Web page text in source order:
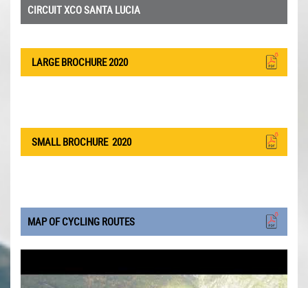
CIRCUIT XCO SANTA LUCIA
LARGE BROCHURE 2020
SMALL BROCHURE 2020
MAP OF CYCLING ROUTES